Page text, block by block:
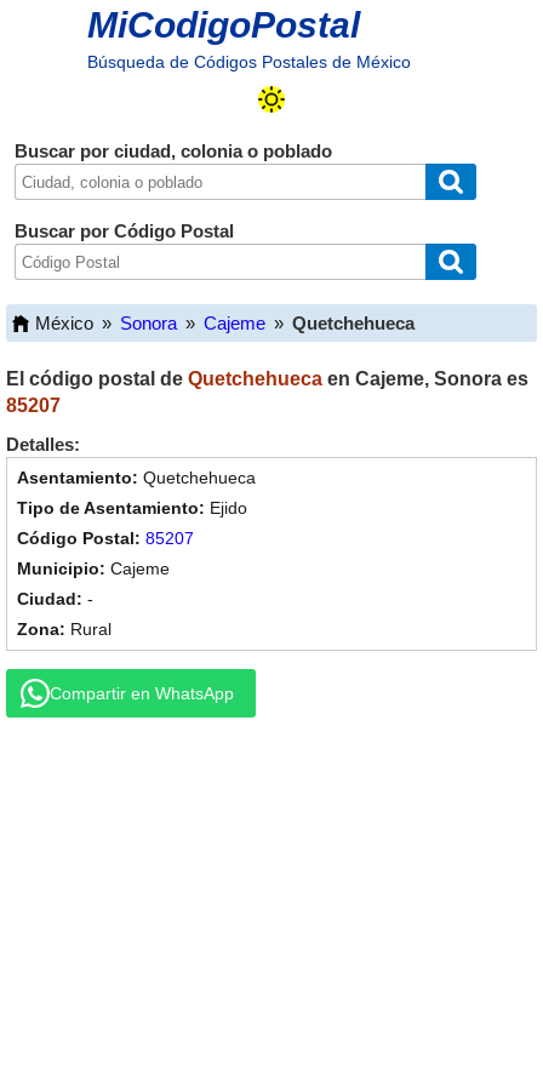
MiCodigoPostal
Búsqueda de Códigos Postales de México
Buscar por ciudad, colonia o poblado
Buscar por Código Postal
México » Sonora » Cajeme » Quetchehueca
El código postal de Quetchehueca en Cajeme, Sonora es
85207
Detalles:
Quetchehueca
Ejido
85207
Cajeme
-
Rural
Compartir en WhatsApp